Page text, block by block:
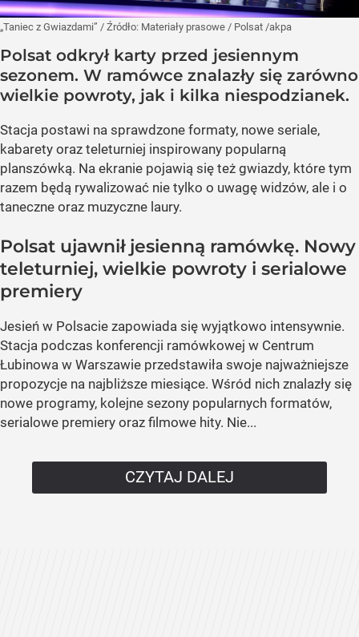
„Taniec z Gwiazdami” / Źródło: Materiały prasowe / Polsat /akpa
Polsat odkrył karty przed jesiennym
sezonem. W ramówce znalazły się zarówno
wielkie powroty, jak i kilka niespodzianek.
Stacja postawi na sprawdzone formaty, nowe seriale,
kabarety oraz teleturniej inspirowany popularną
planszówką. Na ekranie pojawią się też gwiazdy, które tym
razem będą rywalizować nie tylko o uwagę widzów, ale i o
taneczne oraz muzyczne laury.
Polsat ujawnił jesienną ramówkę. Nowy
teleturniej, wielkie powroty i serialowe
premiery
Jesień w Polsacie zapowiada się wyjątkowo intensywnie.
Stacja podczas konferencji ramówkowej w Centrum
Łubinowa w Warszawie przedstawiła swoje najważniejsze
propozycje na najbliższe miesiące. Wśród nich znalazły się
nowe programy, kolejne sezony popularnych formatów,
serialowe premiery oraz filmowe hity. Nie...
CZYTAJ DALEJ